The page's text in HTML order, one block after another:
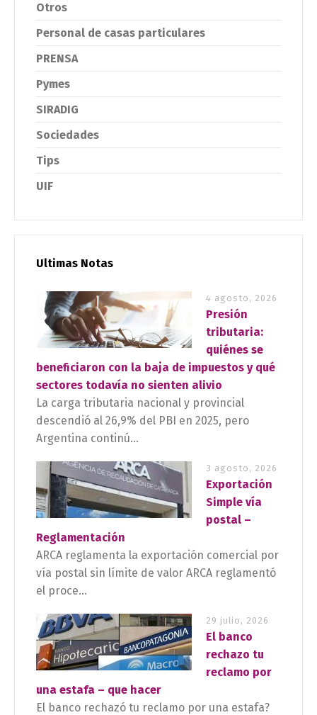
Otros
Personal de casas particulares
PRENSA
Pymes
SIRADIG
Sociedades
Tips
UIF
Ultimas Notas
4 agosto, 2026
Presión
tributaria:
quiénes se
beneficiaron con la baja de impuestos y qué
sectores todavía no sienten alivio
La carga tributaria nacional y provincial
descendió al 26,9% del PBI en 2025, pero
Argentina continú...
3 agosto, 2026
Exportación
Simple vía
postal –
Reglamentación
ARCA reglamenta la exportación comercial por
vía postal sin límite de valor ARCA reglamentó
el proce...
29 julio, 2026
El banco
rechazo tu
reclamo por
una estafa – que hacer
El banco rechazó tu reclamo por una estafa?